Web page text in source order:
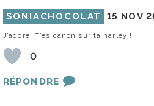
SONIACHOCOLAT 15 NOV
J’adore! T’es canon sur ta harley!!!
0
RÉPONDRE